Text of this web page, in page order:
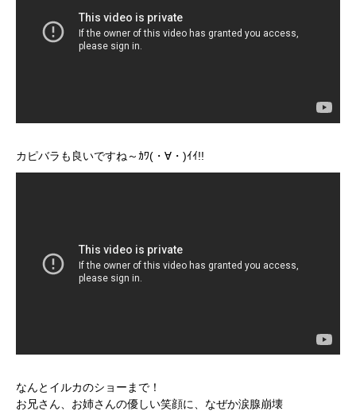
カピバラも良いですね～ｶﾜ(・∀・)ｲｲ!!
なんとイルカのショーまで！
お兄さん、お姉さんの優しい笑顔に、なぜか涙腺崩壊